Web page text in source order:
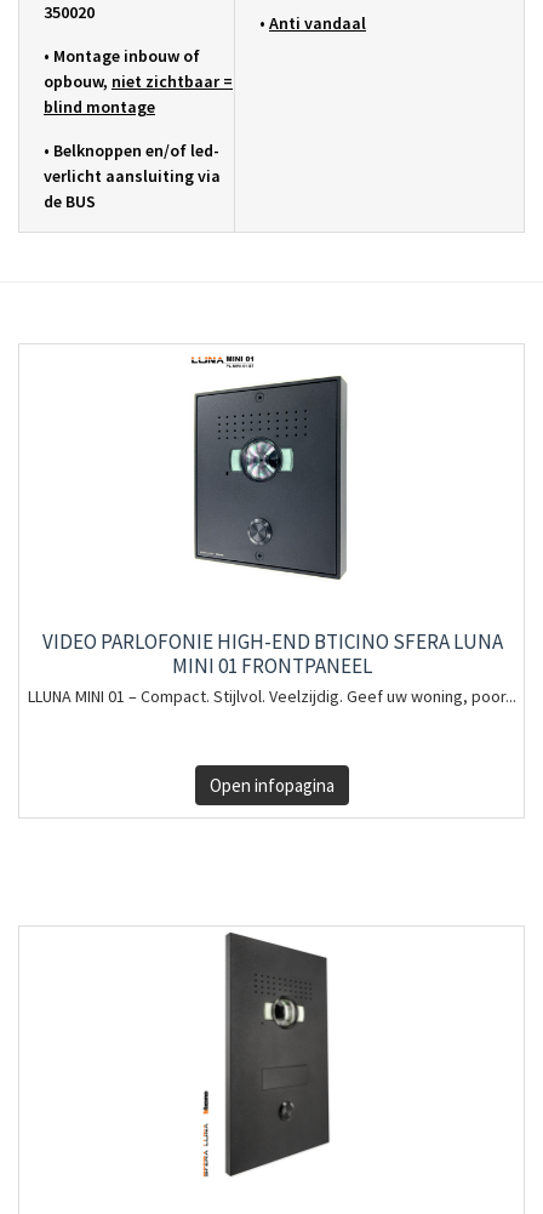
350020
• Montage inbouw of
opbouw, niet zichtbaar =
blind montage
• Belknoppen en/of led-
verlicht aansluiting via
de BUS
• Anti vandaal
VIDEO PARLOFONIE HIGH-END BTICINO SFERA LUNA
MINI 01 FRONTPANEEL
LLUNA MINI 01 – Compact. Stijlvol. Veelzijdig. Geef uw woning, poor...
Open infopagina